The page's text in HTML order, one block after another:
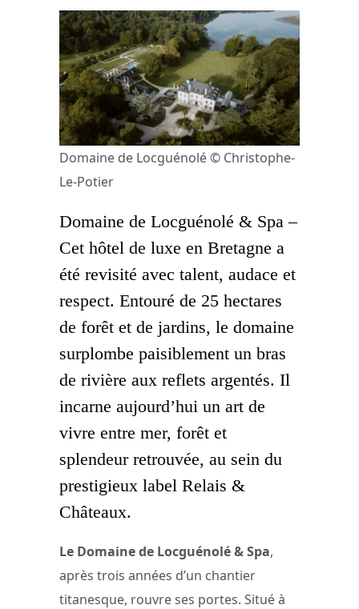
Domaine de Locguénolé © Christophe-
Le-Potier
Domaine de Locguénolé & Spa –
Cet hôtel de luxe en Bretagne a
été revisité avec talent, audace et
respect. Entouré de 25 hectares
de forêt et de jardins, le domaine
surplombe paisiblement un bras
de rivière aux reflets argentés. Il
incarne aujourd’hui un art de
vivre entre mer, forêt et
splendeur retrouvée, au sein du
prestigieux label Relais &
Châteaux.
Le Domaine de Locguénolé & Spa,
après trois années d’un chantier
titanesque, rouvre ses portes. Situé à